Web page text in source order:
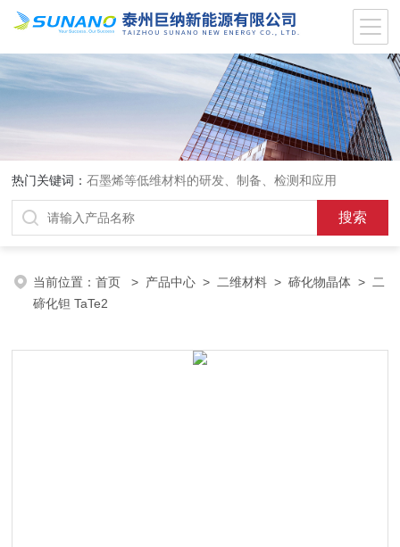
热门关键词：石墨烯等低维材料的研发、制备、检测和应用
当前位置：首页 > 产品中心 > 二维材料 >碲化物晶体 > 二
碲化钽 TaTe2